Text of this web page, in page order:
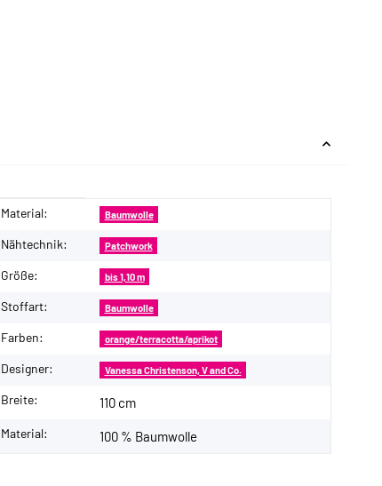
Produkteigenschaft
Wert
Material: Baumwolle
Nähtechnik: Patchwork
Größe: bis 1,10 m
Stoffart: Baumwolle
Farben: orange/terracotta/aprikot
Designer: Vanessa Christenson, V and Co.
Breite: 110 cm
Material: 100 % Baumwolle